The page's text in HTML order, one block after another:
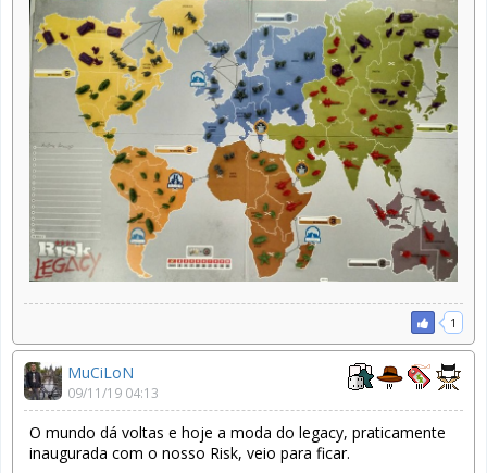
1
MuCiLoN
09/11/19 04:13
O mundo dá voltas e hoje a moda do legacy, praticamente
inaugurada com o nosso Risk, veio para ficar.